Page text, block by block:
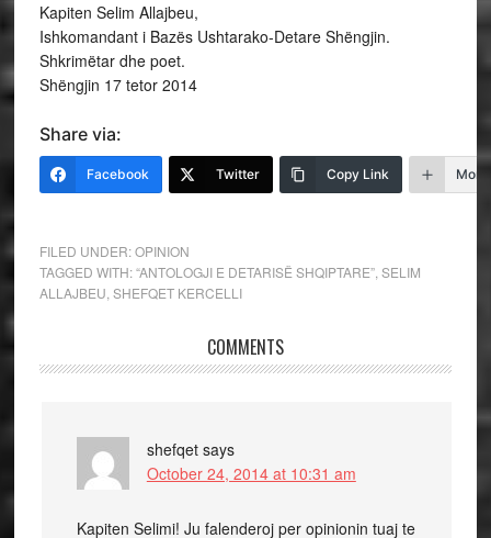
Kapiten Selim Allajbeu,
Ishkomandant i Bazës Ushtarako-Detare Shëngjin.
Shkrimëtar dhe poet.
Shëngjin 17 tetor 2014
Share via:
Facebook Twitter Copy Link More
FILED UNDER:OPINION
TAGGED WITH:“ANTOLOGJI E DETARISË SHQIPTARE”, SELIM
ALLAJBEU SHEFQET KERCELLI
COMMENTS
shefqet says
October 24, 2014 at 10:31 am
Kapiten Selimi! Ju falenderoj per opinionin tuaj te